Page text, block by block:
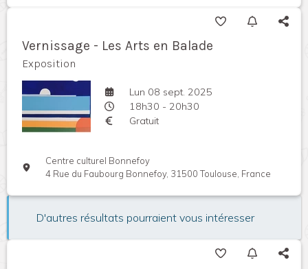
Vernissage - Les Arts en Balade
Exposition
Lun 08 sept. 2025
18h30 - 20h30
Gratuit
Centre culturel Bonnefoy
4 Rue du Faubourg Bonnefoy, 31500 Toulouse, France
D'autres résultats pourraient vous intéresser